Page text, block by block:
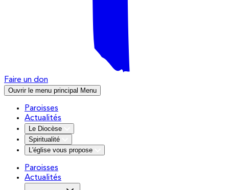
Faire un don
Ouvrir le menu principal Menu
Paroisses
Actualités
Le Diocèse
Spiritualité
L'église vous propose
Paroisses
Actualités